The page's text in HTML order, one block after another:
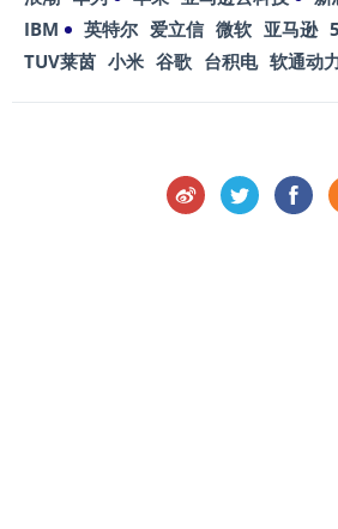
IBM
英特尔 爱立信 微软 亚马逊
TUV莱茵 小米 谷歌 台积电 软通动